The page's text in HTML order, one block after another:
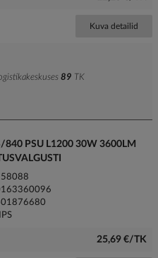
Kuva detailid
89 TK
840 PSU L1200 30W 3600LM
25,69 €/TK